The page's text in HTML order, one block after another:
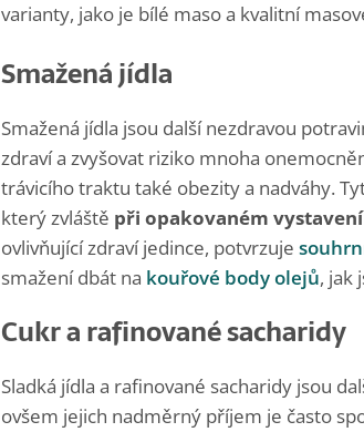
varianty, jako je bílé maso a kvalitní
Smažená jídla
Smažená jídla jsou další nezdravou
zdraví a zvyšovat riziko mnoha
trávicího traktu také obezity a nadváhy.
který zvláště při opakovaném
ovlivňující zdraví jedince, potvrzuje
smažení dbát na kouřové body olejů, jak
Cukr a rafinované sacharidy
Sladká jídla a rafinované sacharidy jsou
ovšem jejich nadměrný příjem je často